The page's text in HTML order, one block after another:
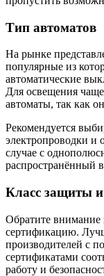
Тип автоматов
На рынке
популярные из
автоматические
Для освещения
автоматы, так как
Рекомендуется
электропроводки и
случае с
распространённый
Класс защиты
Обратите внимание
сертификацию.
производителей с
сертификатами
работу и